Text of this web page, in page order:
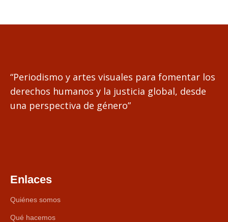
“Periodismo y artes visuales para fomentar los
derechos humanos y la justicia global, desde
una perspectiva de género”
Enlaces
Quiénes somos
Qué hacemos